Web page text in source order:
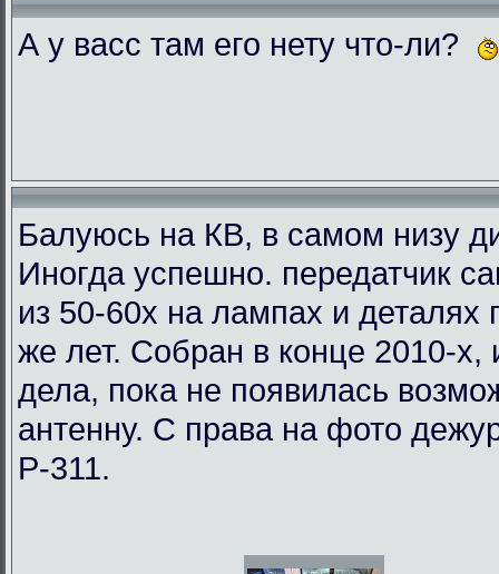
А у васс там его нету что-ли?
Балуюсь на КВ, в самом низу
Иногда успешно. передатчик
из 50-60х на лампах и деталях
же лет. Собран в конце 2010-х,
дела, пока не появилась
антенну. С права на фото
Р-311.